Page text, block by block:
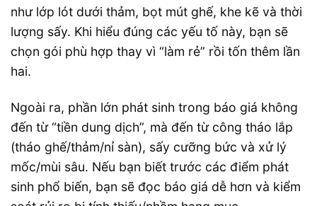
như lớp lót dưới thảm, bọt mút ghế, khe kẽ và thời
lượng sấy. Khi hiểu đúng các yếu tố này, bạn sẽ
chọn gói phù hợp thay vì “làm rẻ” rồi tốn thêm lần
hai.
Ngoài ra, phần lớn phát sinh trong báo giá không
đến từ “tiền dung dịch”, mà đến từ công tháo lắp
(tháo ghế/thảm/nỉ sàn), sấy cưỡng bức và xử lý
mốc/mùi sâu. Nếu bạn biết trước các điểm phát
sinh phổ biến, bạn sẽ đọc báo giá dễ hơn và kiểm